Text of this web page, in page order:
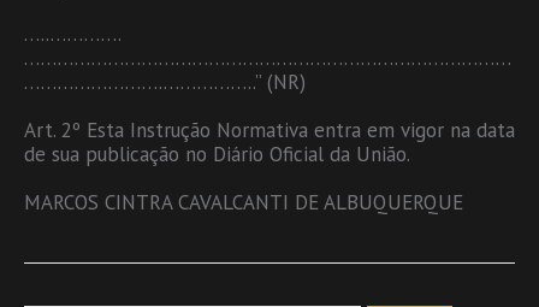
…..………….
……………………………………………………………………………
…………………….……………..” (NR)
Art. 2º Esta Instrução Normativa entra em vigor na data
de sua publicação no Diário Oficial da União.
MARCOS CINTRA CAVALCANTI DE ALBUQUERQUE